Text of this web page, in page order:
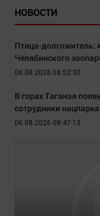
НОВОСТИ
Птица-
Челябинского
06.08.2026 08:52:30
В горах Таганая
сотрудники
06.08.2026 08:47:13